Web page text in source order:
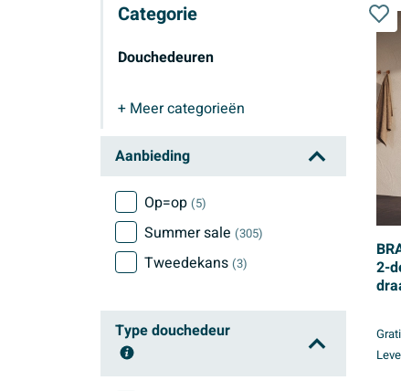
Categorie
Douchedeuren
+ Meercategorieën
Douchedeuren
Aanbieding
Op=op (5)
Summer sale (305)
Tweedekans (3)
Type douchedeur
2-